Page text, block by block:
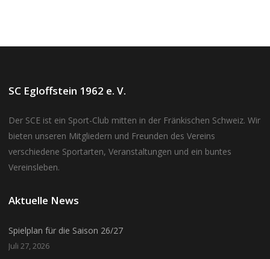
SC Egloffstein 1962 e. V.
Der SCE ist ein Sport-Club mitten in der Fränkischen Schweiz. Wir
bieten unseren Mitgliedern und Freunden des Vereins
verschiedene Sportarten, Veranstaltungen und ein buntes
Vereinsleben.
Aktuelle News
Spielplan für die Saison 26/27
Juli 27, 2026